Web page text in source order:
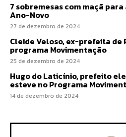
7 sobremesas com maçã
Ano-Novo
27 de dezembro de 2024
Cleide Veloso, ex-prefeita de
programa Movimentação
25 de dezembro de 2024
Hugo do Laticínio, prefeito
esteve no Programa
14 de dezembro de 2024